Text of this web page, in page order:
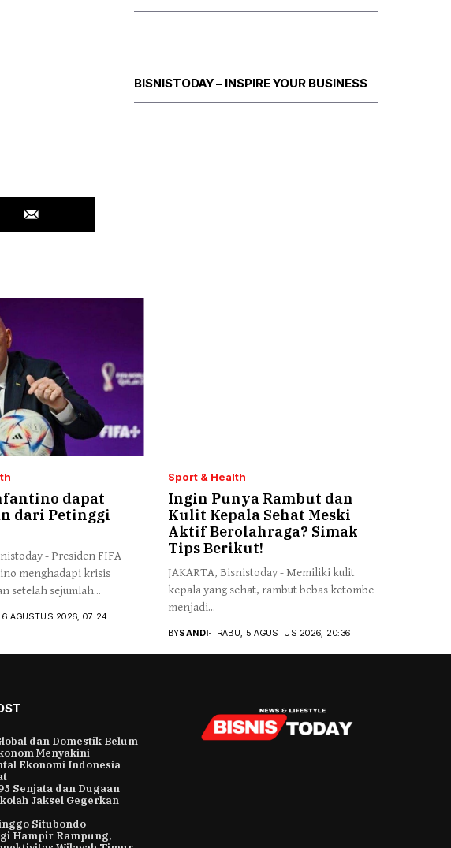
BISNISTODAY – INSPIRE YOUR BUSINESS
dapat
dari Petinggi
- Presiden FIFA
menghadapi krisis
setelah sejumlah...
6 AGUSTUS 2026, 07:24
Sport & Health
Ingin Punya Rambut dan
Kulit Kepala Sehat Meski
Aktif Berolahraga? Simak
Tips Berikut!
JAKARTA, Bisnistoday - Memiliki kulit
kepala yang sehat, rambut bebas ketombe
menjadi...
BYSANDI RABU, 5 AGUSTUS 2026, 20:36
dan Domestik Belum
Menyakini
Ekonomi Indonesia
Senjata dan Dugaan
Jaksel Gegerkan
Situbondo
Hampir Rampung,